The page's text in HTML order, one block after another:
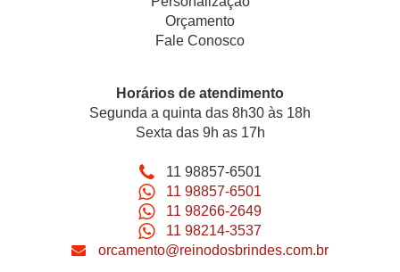
Orçamento
Fale Conosco
Horários de atendimento
Segunda a quinta das 8h30 às 18h
Sexta das 9h as 17h
11 98857-6501
11 98857-6501
11 98266-2649
11 98214-3537
orcamento@reinodosbrindes.com.br